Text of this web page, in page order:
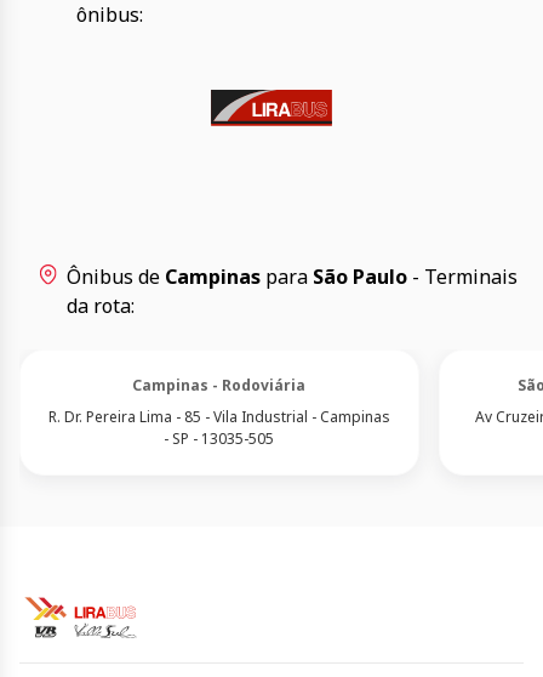
ônibus:
Ônibus de Campinas para São Paulo - Terminais
da rota:
Campinas - Rodoviária
R. Dr. Pereira Lima - 85 - Vila Industrial - Campinas
- SP - 13035-505
Av